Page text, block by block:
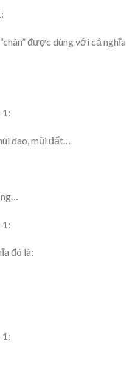
được dùng với cả nghĩa
1:
dao, mũi đất…
1:
đó là:
1: